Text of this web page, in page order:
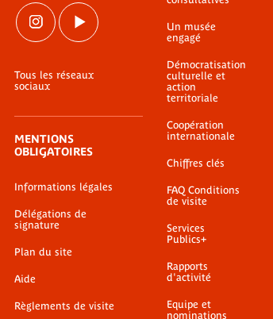
Tous les réseaux
sociaux
MENTIONS
OBLIGATOIRES
Informations légales
Délégations de
signature
Plan du site
Aide
Règlements de visite
Un musée
engagé
Démocratisation
culturelle et
action
territoriale
Coopération
internationale
Chiffres clés
FAQ Conditions
de visite
Services
Publics+
Rapports
d'activité
Equipe et
nominations